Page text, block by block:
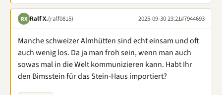
RX Ralf X.(ralf0815) 2025-09-30 23:21#7944693
Manche schweizer Almhütten sind echt einsam und oft
auch wenig los. Da ja man froh sein, wenn man auch
sowas mal in die Welt kommunizieren kann. Habt Ihr
den Bimsstein für das Stein-Haus importiert?